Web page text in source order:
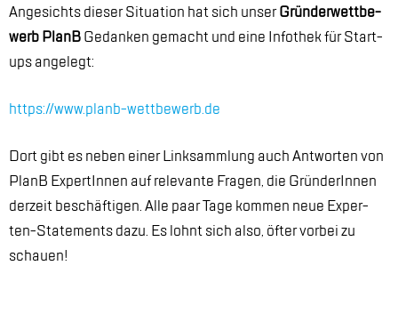
An­ge­sichts die­ser Si­tua­ti­on hat sich un­serGrün­der­wett­be­
werb PlanB Ge­dan­ken ge­macht und eine In­fo­thek für Start-
ups an­ge­legt:
https://​www.​planb-​wet​tbew​erb.​de
Dort gibt es ne­ben ei­ner Link­samm­lung auch Ant­wor­ten von
PlanB Ex­per­tIn­nen auf re­le­van­te Fra­gen, die Grün­de­rIn­nen
der­zeit be­schäf­ti­gen. Alle paar Tage kom­men neue Ex­per­
ten-State­ments dazu. Es lohnt sich also, öf­ter vor­bei zu
schau­en!